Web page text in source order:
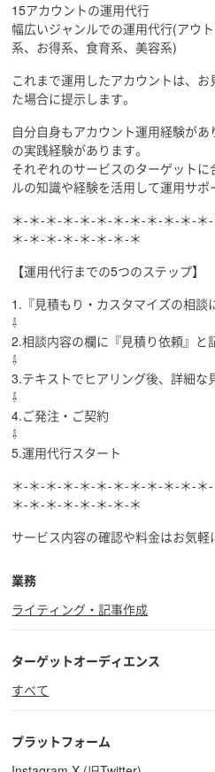
15アカウントの運用代行
幅広いジャンルでの運用代行(アウ
系、お得系、食育系、美容系)
これまで運用したアカウントは、
た場合に提示します。
自分自身もアカウント運用経験が
の実践経験があります。
それぞれのサービスのターゲット
ルの知識や経験を活用して運用サポ
＊-＊-＊-＊-＊-＊-＊-＊-＊-＊-＊-
＊-＊-＊-＊-＊-＊-＊-＊
【運用代行までの5つのステップ】
1.『見積もり・カスタマイズの相談
⇩
2.相談内容の欄に『見積り依頼』と
⇩
3.テキストでヒアリング後、詳細な
⇩
4.ご発注・ご契約
⇩
5.運用代行スタート
＊-＊-＊-＊-＊-＊-＊-＊-＊-＊-＊-
＊-＊-＊-＊-＊-＊-＊-＊
サービス内容の確認や料金はお気軽
業務
ライティング・記事作成
ターゲットオーディエンス
すべて
プラットフォーム